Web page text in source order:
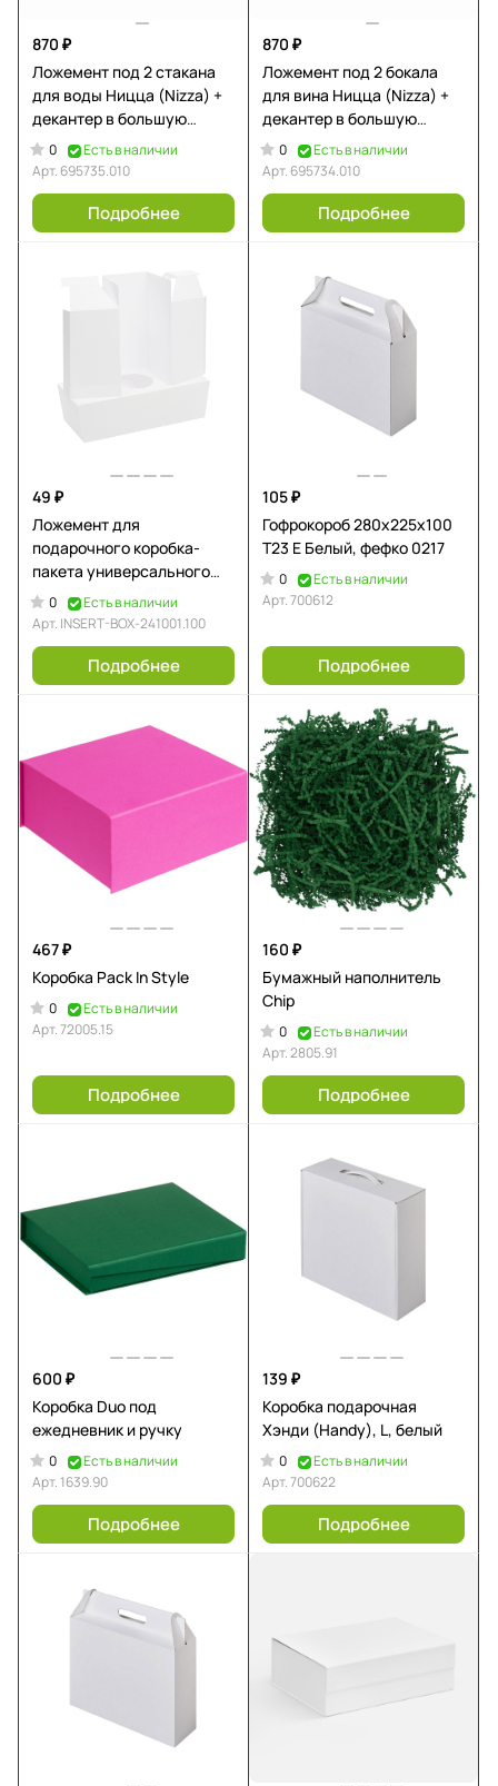
870 ₽
Ложемент под 2 стакана
для воды Ницца (Nizza) +
декантер в большую
коробку-трансформер
(арт. 695722)
0
Есть в наличии
Арт. 695735.010
Подробнее
870 ₽
Ложемент под 2 бокала
для вина Ницца (Nizza) +
декантер в большую
коробку-трансформер
(арт. 695722)
0
Есть в наличии
Арт. 695734.010
Подробнее
49 ₽
Ложемент для
подарочного коробка-
пакета универсального
большого, бел,
295х115х372 мм
0
Есть в наличии
Арт. INSERT-BOX-241001.100
Подробнее
105 ₽
Гофрокороб 280х225х100
Т23 E Белый, фефко 0217
0
Есть в наличии
Арт.700612
Подробнее
467 ₽
Коробка Pack In Style
0
Есть в наличии
Арт.72005.15
Подробнее
160 ₽
Бумажный наполнитель
Chip
0
Есть в наличии
Арт.2805.91
Подробнее
600 ₽
Коробка Duo под
ежедневник и ручку
0
Есть в наличии
Арт. 1639.90
Подробнее
139 ₽
Коробка подарочная
Хэнди (Handy), L, белый
0
Есть в наличии
Арт.700622
Подробнее